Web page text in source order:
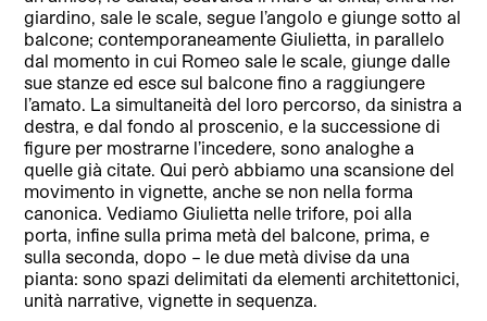
giardino, sale le scale, segue l’angolo e giunge sotto al
balcone; contemporaneamente Giulietta, in parallelo
dal momento in cui Romeo sale le scale, giunge dalle
sue stanze ed esce sul balcone fino a raggiungere
l’amato. La simultaneità del loro percorso, da sinistra a
destra, e dal fondo al proscenio, e la successione di
figure per mostrarne l’incedere, sono analoghe a
quelle già citate. Qui però abbiamo una scansione del
movimento in vignette, anche se non nella forma
canonica. Vediamo Giulietta nelle trifore, poi alla
porta, infine sulla prima metà del balcone, prima, e
sulla seconda, dopo – le due metà divise da una
pianta: sono spazi delimitati da elementi architettonici,
unità narrative, vignette in sequenza.